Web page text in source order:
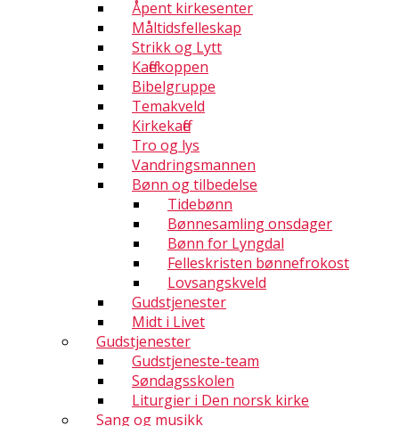
Åpent kirkesenter
Måltidsfelleskap
Strikk og Lytt
Kaffekoppen
Bibelgruppe
Temakveld
Kirkekaffe
Tro og lys
Vandringsmannen
Bønn og tilbedelse
Tidebønn
Bønnesamling onsdager
Bønn for Lyngdal
Felleskristen bønnefrokost
Lovsangskveld
Gudstjenester
Midt i Livet
Gudstjenester
Gudstjeneste-team
Søndagsskolen
Liturgier i Den norsk kirke
Sang og musikk